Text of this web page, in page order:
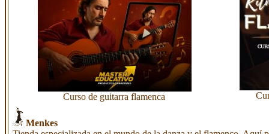
Curso de guitarra flamenca
Menkes